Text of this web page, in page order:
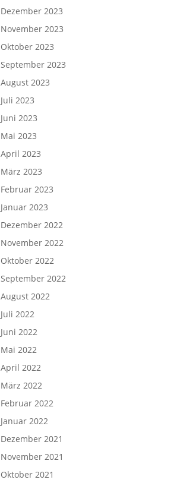
Dezember 2023
November 2023
Oktober 2023
September 2023
August 2023
Juli 2023
Juni 2023
Mai 2023
April 2023
März 2023
Februar 2023
Januar 2023
Dezember 2022
November 2022
Oktober 2022
September 2022
August 2022
Juli 2022
Juni 2022
Mai 2022
April 2022
März 2022
Februar 2022
Januar 2022
Dezember 2021
November 2021
Oktober 2021